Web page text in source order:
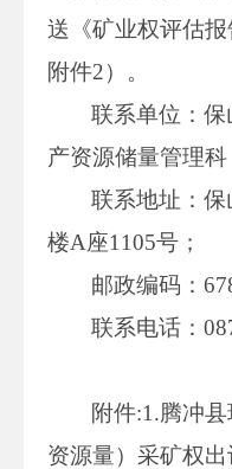
送《矿业权评估
附件2）。
联系单位：
产资源储量管理科
联系地址：
楼A座1105号；
邮政编码：
联系电话：
附件:1.腾冲
资源量）采矿权